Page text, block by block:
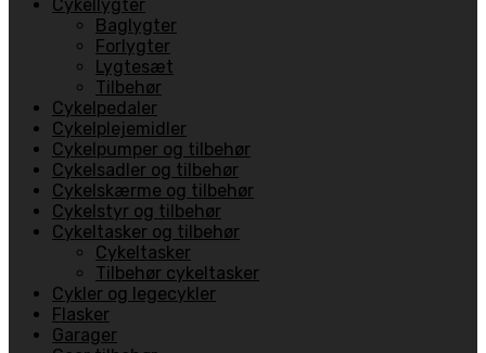
Cykellygter
Baglygter
Forlygter
Lygtesæt
Tilbehør
Cykelpedaler
Cykelplejemidler
Cykelpumper og tilbehør
Cykelsadler og tilbehør
Cykelskærme og tilbehør
Cykelstyr og tilbehør
Cykeltasker og tilbehør
Cykeltasker
Tilbehør cykeltasker
Cykler og legecykler
Flasker
Garager